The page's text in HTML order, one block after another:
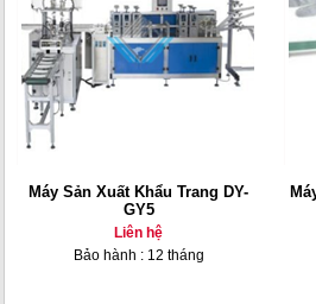
Máy Sản Xuất Khẩu Trang DY-
GY5
Liên hệ
Bảo hành : 12 tháng